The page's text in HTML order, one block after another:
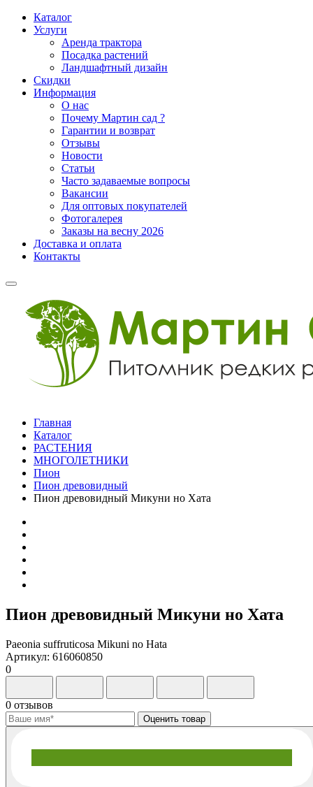
Каталог
Услуги
Аренда трактора
Посадка растений
Ландшафтный дизайн
Скидки
Информация
О нас
Почему Мартин сад ?
Гарантии и возврат
Отзывы
Новости
Статьи
Часто задаваемые вопросы
Вакансии
Для оптовых покупателей
Фотогалерея
Заказы на весну 2026
Доставка и оплата
Контакты
Главная
Каталог
РАСТЕНИЯ
МНОГОЛЕТНИКИ
Пион
Пион древовидный
Пион древовидный Микуни но Хата
Пион древовидный Микуни но Хата
Paeonia suffrutiсosa Mikuni no Hata
Артикул: 616060850
0
0 отзывов